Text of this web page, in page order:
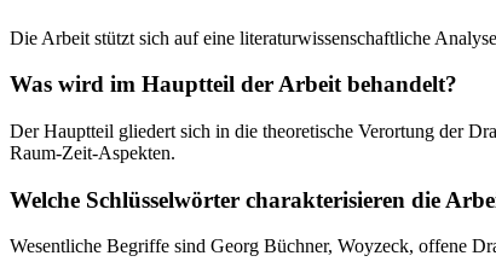
Die Arbeit stützt sich auf eine literaturwissenschaftliche
Was wird im Hauptteil der Arbeit behandelt?
Der Hauptteil gliedert sich in die theoretische Verortung der
Raum-Zeit-Aspekten.
Welche Schlüsselwörter charakterisieren die
Wesentliche Begriffe sind Georg Büchner, Woyzeck, offene